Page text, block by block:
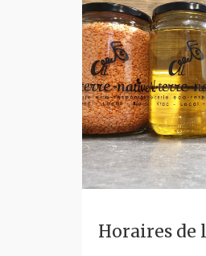
Horaires de